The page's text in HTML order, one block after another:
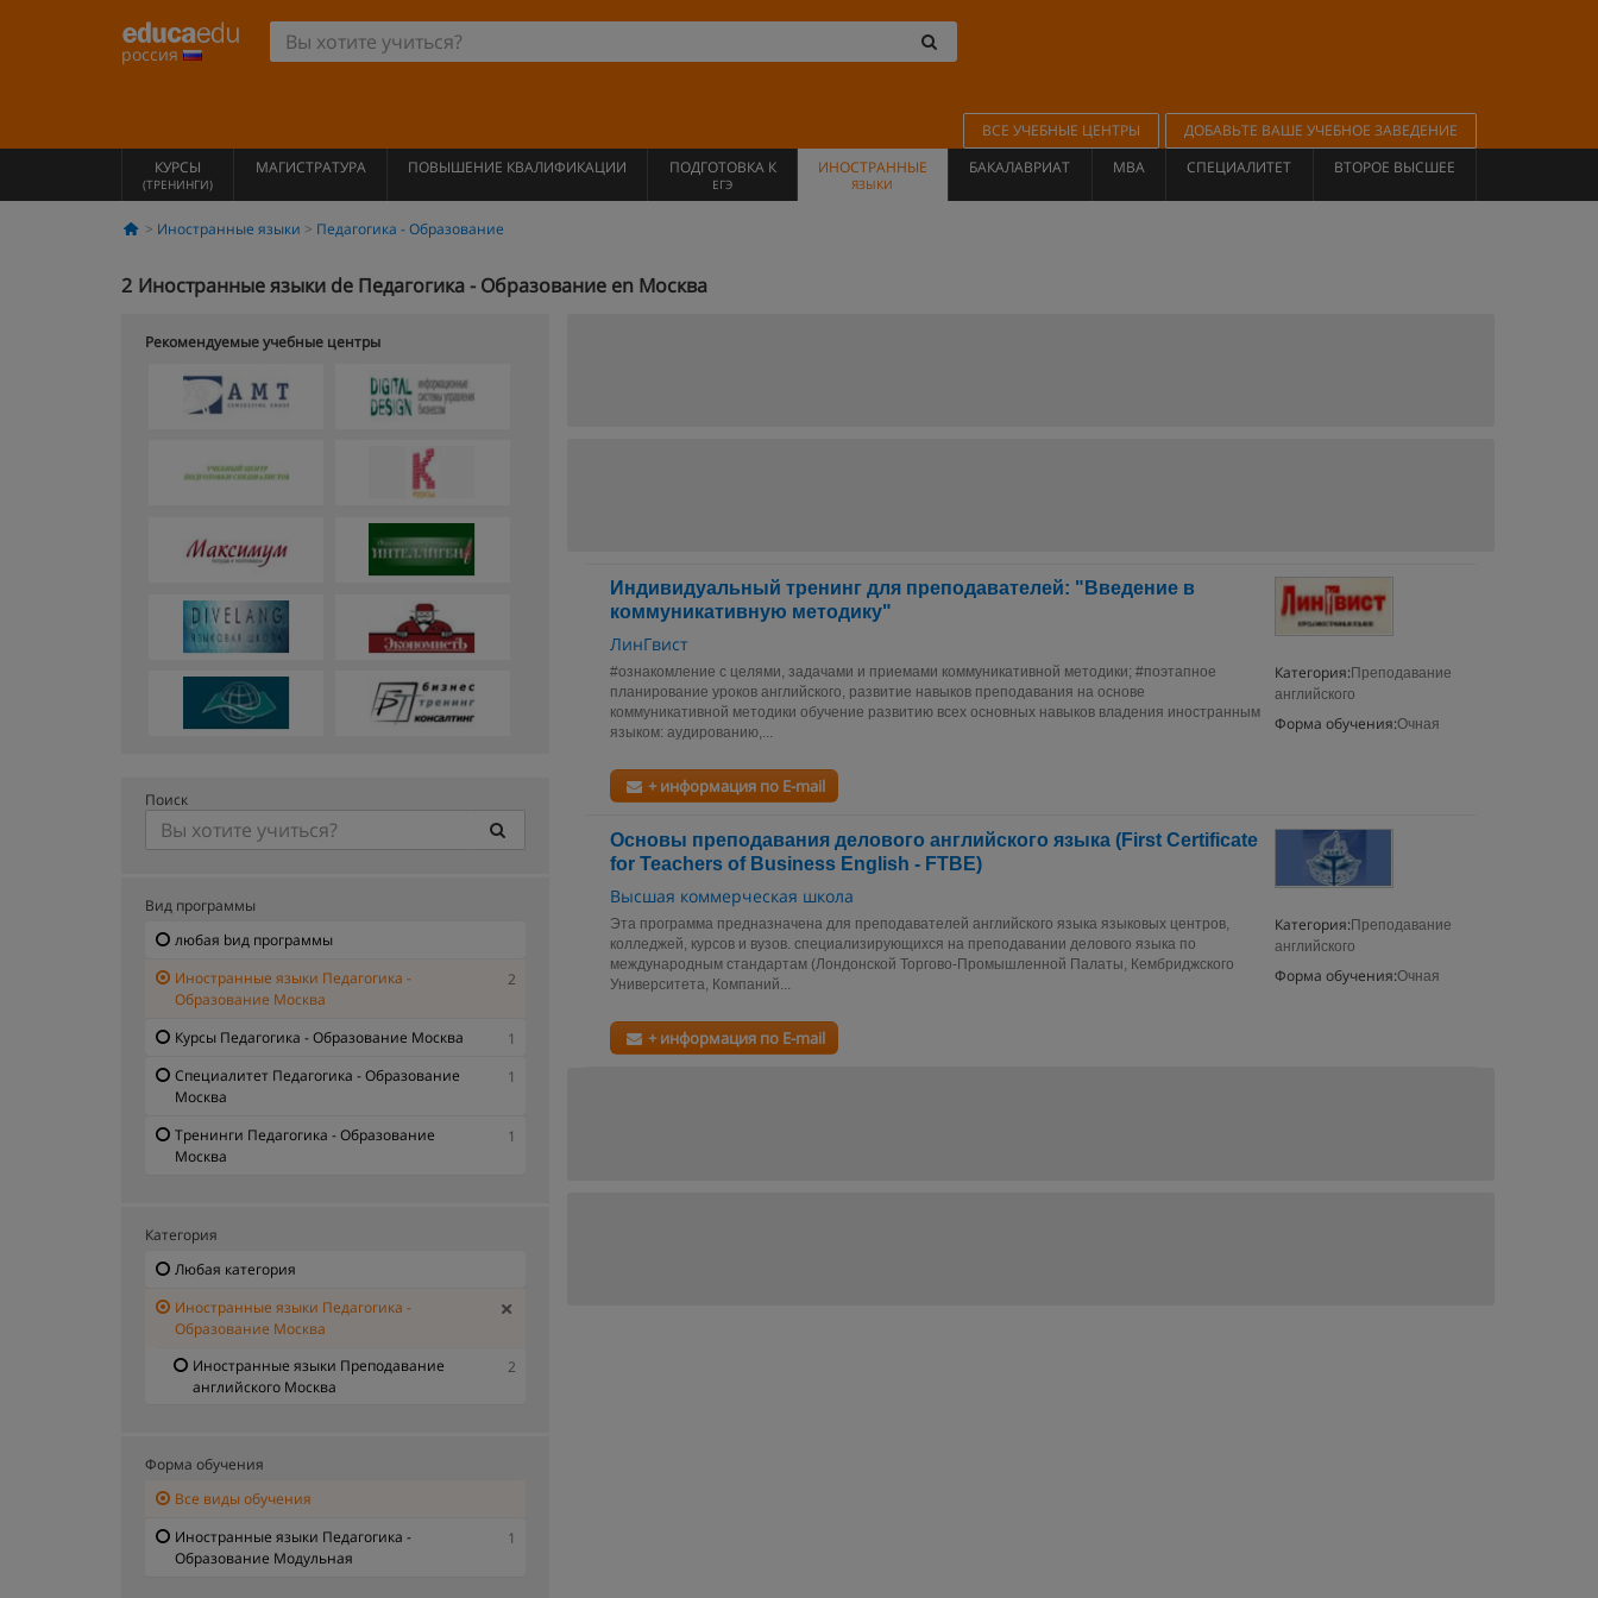
россия
ВСЕ УЧЕБНЫЕ ЦЕНТРЫ
ДОБАВЬТЕ ВАШЕ УЧЕБНОЕ ЗАВЕДЕНИЕ
КУРСЫ
(ТРЕНИНГИ)
МАГИСТРАТУРА ПОВЫШЕНИЕ КВАЛИФИКАЦИИ ПОДГОТОВКА К
ЕГЭ
ИНОСТРАННЫЕ
ЯЗЫКИ
БАКАЛАВРИАТ MBA СПЕЦИАЛИТЕТ ВТОРОЕ ВЫСШЕЕ
Иностранные языки Педагогика - Образование
2 Иностранные языки de Педагогика - Образование en Москва
Индивидуальный тренинг для преподавателей: "Введение в
коммуникативную методику"
ЛинГвист
Категория: Преподавание
английского
Форма обучения:Очная
#ознакомление с целями, задачами и приемами коммуникативной методики; #поэтапное
планирование уроков английского, развитие навыков преподавания на основе
коммуникативной методики обучение развитию всех основных навыков владения иностранным
языком: аудированию,...
+ информация по E-mail
Основы преподавания делового английского языка (First Certificate
for Teachers of Business English - FTBE)
Высшая коммерческая школа
Категория: Преподавание
английского
Форма обучения:Очная
Эта программа предназначена для преподавателей английского языка языковых центров,
колледжей, курсов и вузов. специализирующихся на преподавании делового языка по
международным стандартам (Лондонской Торгово-Промышленной Палаты, Кембриджского
Университета, Компаний...
+ информация по E-mail
Рекомендуемые учебные центры
Поиск
Вид программы
любая bид программы
Иностранные языки Педагогика -
Образование Москва
2
Курсы Педагогика - Образование Москва
1
Специалитет Педагогика - Образование
Москва
1
Тренинги Педагогика - Образование
Москва
1
Категория
Любая категория
Иностранные языки Педагогика -
Образование Москва
Иностранные языки Преподавание
английского Москва
2
Форма обучения
Все виды обучения
Иностранные языки Педагогика -
Образование Модульная
1